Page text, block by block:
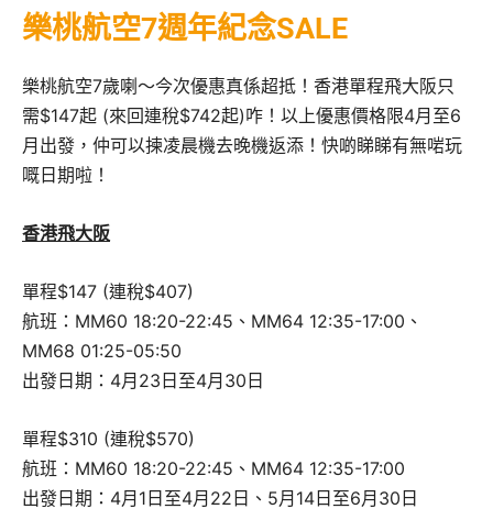
樂桃航空7週年紀念SALE
樂桃航空7歲喇～今次優惠真係超抵！香港單程飛大阪只
需$147起 (來回連稅$742起)咋！以上優惠價格限4月至6
月出發，仲可以揀凌晨機去晚機返添！快啲睇睇有無啱玩
嘅日期啦！
香港飛大阪
單程$147 (連稅$407)
航班：MM60 18:20-22:45、MM64 12:35-17:00、
MM68 01:25-05:50
出發日期：4月23日至4月30日
單程$310 (連稅$570)
航班：MM60 18:20-22:45、MM64 12:35-17:00
出發日期：4月1日至4月22日、5月14日至6月30日